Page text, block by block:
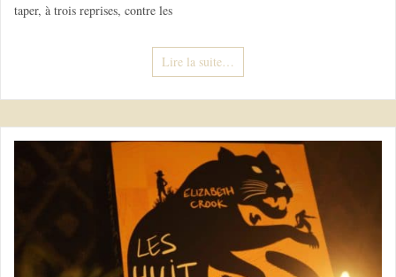
taper, à trois reprises, contre les
Lire la suite…